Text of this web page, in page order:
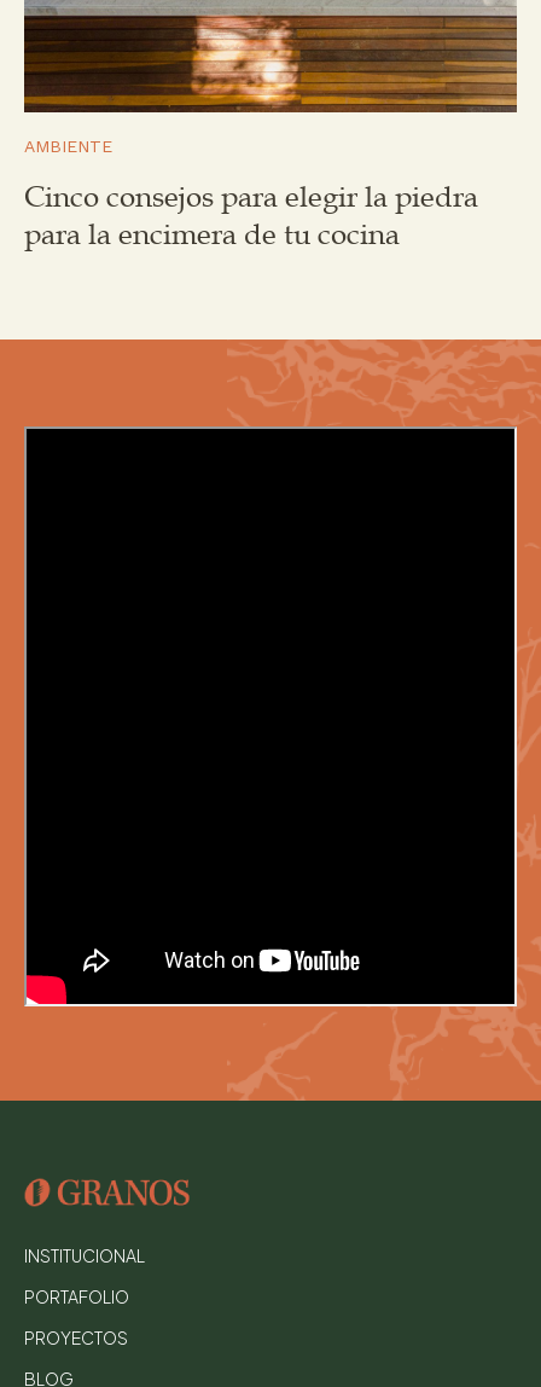
AMBIENTE
Cinco consejos para elegir la piedra
para la encimera de tu cocina
INSTITUCIONAL
PORTAFOLIO
PROYECTOS
BLOG